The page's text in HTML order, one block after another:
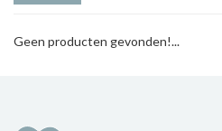
Geen producten gevonden!...